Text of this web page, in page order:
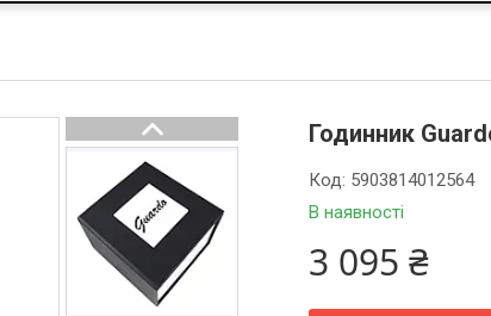
Годинник
В наявності
Код: 5903814012564
3 095 ₴